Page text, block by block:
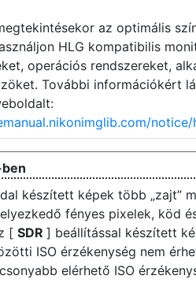
az optimális
HLG kompatibilis
operációs rendszereket,
További információkért
készített képek több „zajt”
fényes pixelek, köd
[ SDR ] beállítással készített
ISO érzékenység nem
elérhető ISO